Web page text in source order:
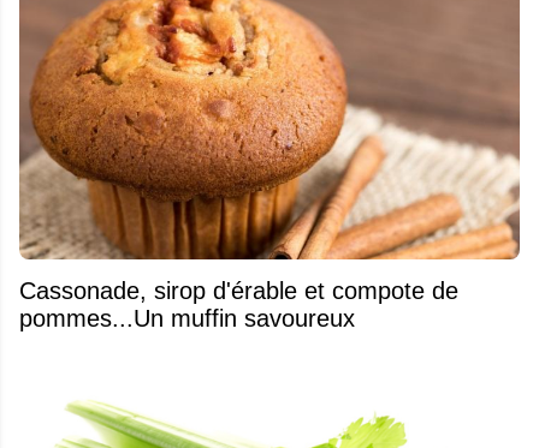
​Cassonade, sirop d'érable et compote de
pommes...Un muffin savoureux